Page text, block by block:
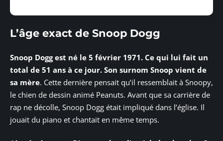
L’âge exact de Snoop Dogg
Snoop Dogg est né le 5 février 1971. Ce qui lui fait un
total de 51 ans à ce jour. Son surnom Snoop vient de
sa mère. Cette dernière pensait qu’il ressemblait à Snoopy,
le chien de dessin animé Peanuts. Avant que sa carrière de
rap ne décolle, Snoop Dogg était impliqué dans l’église. Il
jouait du piano et chantait en même temps.